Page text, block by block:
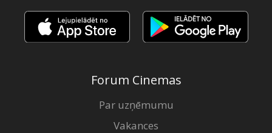
Kino
Klubs
Forum Cinemas
Par uzņēmumu
Vakances